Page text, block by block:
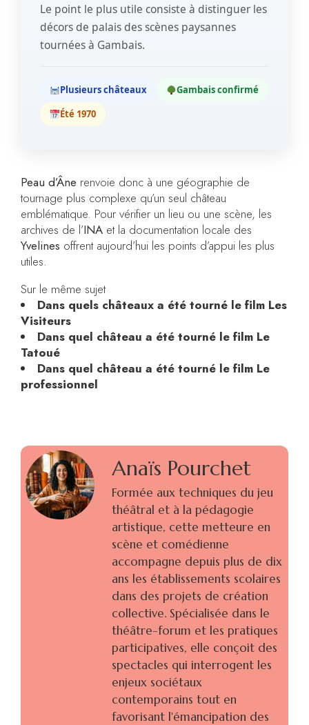
Le point le plus utile consiste à distinguer les
décors de palais des scènes paysannes
tournées à Gambais.
Plusieurs châteaux
Gambais confirmé
Été 1970
Peau d’Âne renvoie donc à une géographie de
tournage plus complexe qu’un seul château
emblématique. Pour vérifier un lieu ou une scène, les
archives de l’INA et la documentation locale des
Yvelines offrent aujourd’hui les points d’appui les plus
utiles.
Sur le même sujet
Dans quels châteaux a été tourné le film Les
Visiteurs
Dans quel château a été tourné le film Le
Tatoué
Dans quel château a été tourné le film Le
professionnel
Anaïs Pourchet
Formée aux techniques du jeu
théâtral et à la pédagogie
artistique, cette metteure en
scène et comédienne
accompagne depuis plus de dix
ans les établissements scolaires
dans des projets de création
collective. Spécialisée dans le
théâtre-forum et les pratiques
participatives, elle conçoit des
spectacles qui interrogent les
enjeux sociétaux
contemporains tout en
favorisant l'émancipation des